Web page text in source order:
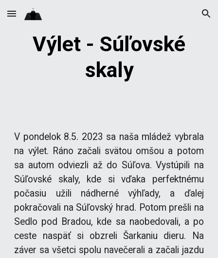
Skip to main content Skip to navigation
Výlet - Súľovské
skaly
V pondelok 8.5. 2023 sa naša mládež vybrala
na výlet. Ráno začali svätou omšou a potom
sa autom odviezli až do Súľova. Vystúpili na
Súľovské skaly, kde si vďaka perfektnému
počasiu užili nádherné výhľady, a ďalej
pokračovali na Súľovský hrad. Potom prešli na
Sedlo pod Bradou, kde sa naobedovali, a po
ceste naspäť si obzreli Šarkaniu dieru. Na
záver sa všetci spolu navečerali a začali jazdu